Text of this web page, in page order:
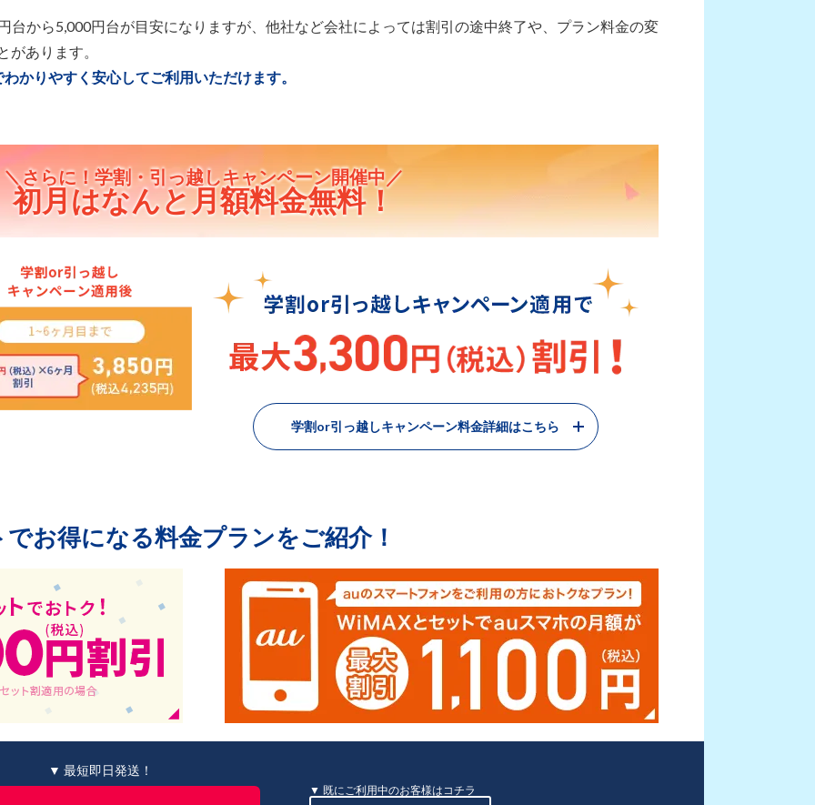
台から5,000円台が目安になりますが、他社など会社によっては割引の途中終了や、プラン料金の変
あります。
かりやすく安心してご利用いただけます。
＼さらに！学割・引っ越しキャンペーン開催中／
初月はなんと月額料金無料！
学割or引っ越しキャンペーン料金詳細はこちら
お得になる料金プランをご紹介！
▼ 最短即日発送！
既にご利用中のお客様はコチラ